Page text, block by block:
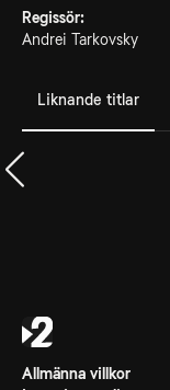
Regissör:
Andrei Tarkovsky
Liknande titlar
Allmänna villkor